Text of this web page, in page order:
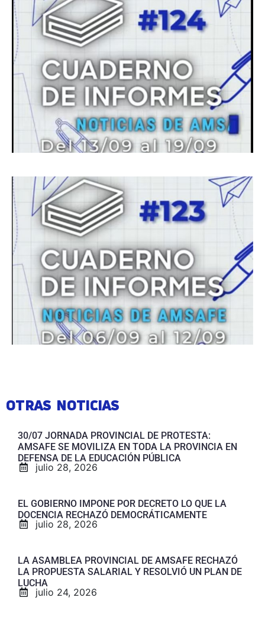
OTRAS NOTICIAS
30/07 JORNADA PROVINCIAL DE PROTESTA:
AMSAFE SE MOVILIZA EN TODA LA PROVINCIA EN
DEFENSA DE LA EDUCACIÓN PÚBLICA
julio 28, 2026
EL GOBIERNO IMPONE POR DECRETO LO QUE LA
DOCENCIA RECHAZÓ DEMOCRÁTICAMENTE
julio 28, 2026
LA ASAMBLEA PROVINCIAL DE AMSAFE RECHAZÓ
LA PROPUESTA SALARIAL Y RESOLVIÓ UN PLAN DE
LUCHA
julio 24, 2026